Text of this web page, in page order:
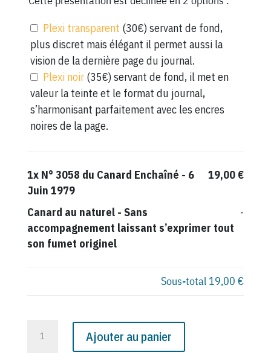
Plexi transparent (30€) servant de fond,
plus discret mais élégant il permet aussi la
vision de la dernière page du journal.
Plexi noir (35€) servant de fond, il met en
valeur la teinte et le format du journal,
s’harmonisant parfaitement avec les encres
noires de la page.
1x N° 3058 du Canard Enchaîné - 6
Juin 1979
19,00 €
Canard au naturel- Sans
accompagnement laissant s’exprimer tout
son fumet originel
-
Sous-total 19,00 €
Ajouter au panier